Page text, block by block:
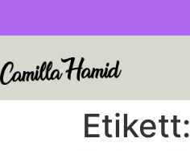
Etikett: